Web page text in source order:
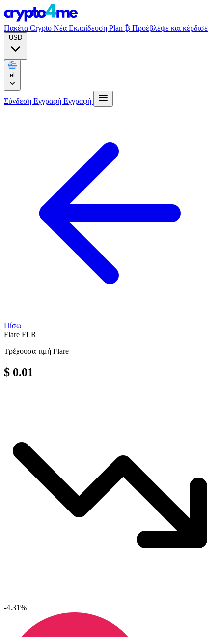
Πακέτα Crypto Νέα Εκπαίδευση Plan ₿ Προέβλεψε και κέρδισε
Σύνδεση Εγγραφή Εγγραφή
Πίσω
Flare FLR
Τρέχουσα τιμή Flare
$ 0.01
-4.31%